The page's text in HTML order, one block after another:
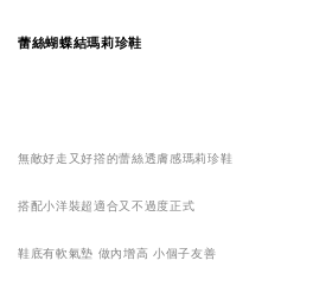
蕾絲蝴蝶結瑪莉珍鞋
無敵好走又好撘的蕾絲透膚感瑪莉珍鞋
搭配小洋裝超適合又不過度正式
鞋底有軟氣墊 做內增高 小個子友善